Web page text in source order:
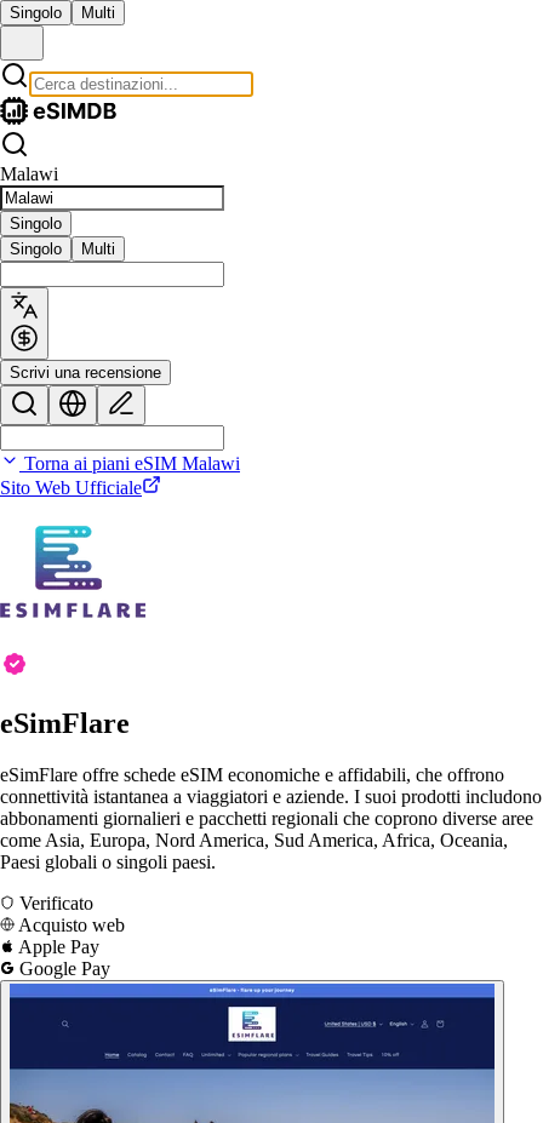
Singolo Multi
Malawi
Singolo
Singolo
Multi
Scrivi una recensione
Torna ai piani eSIM Malawi
Sito Web Ufficiale
eSimFlare
eSimFlare offre schede eSIM economiche e affidabili, che offrono
connettività istantanea a viaggiatori e aziende. I suoi prodotti includono
abbonamenti giornalieri e pacchetti regionali che coprono diverse aree
come Asia, Europa, Nord America, Sud America, Africa, Oceania,
Paesi globali o singoli paesi.
Verificato
Acquisto web
Apple Pay
Google Pay